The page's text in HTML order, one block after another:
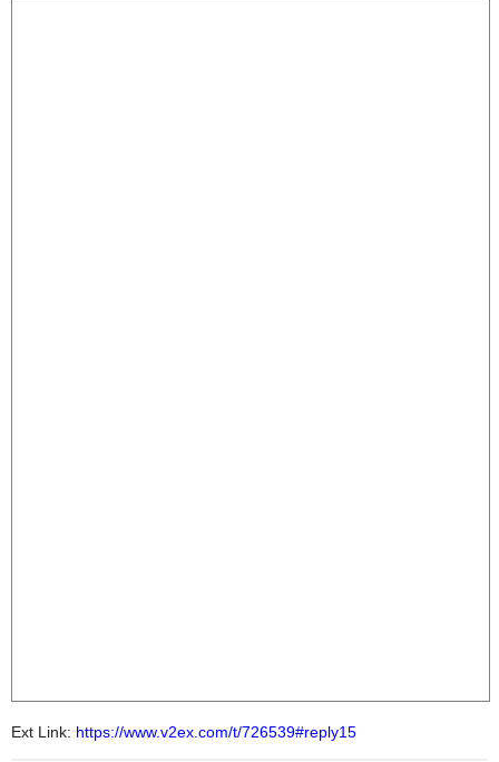
Ext Link: https://www.v2ex.com/t/726539#reply15